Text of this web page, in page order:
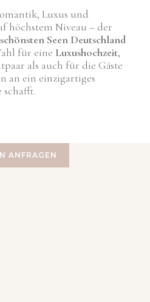
Luxus und
höchstem Niveau – der
schönsten Seen Deutschland
für eine Luxushochzeit,
als auch für die Gäste
an ein einzigartiges
schafft.
ANFRAGEN